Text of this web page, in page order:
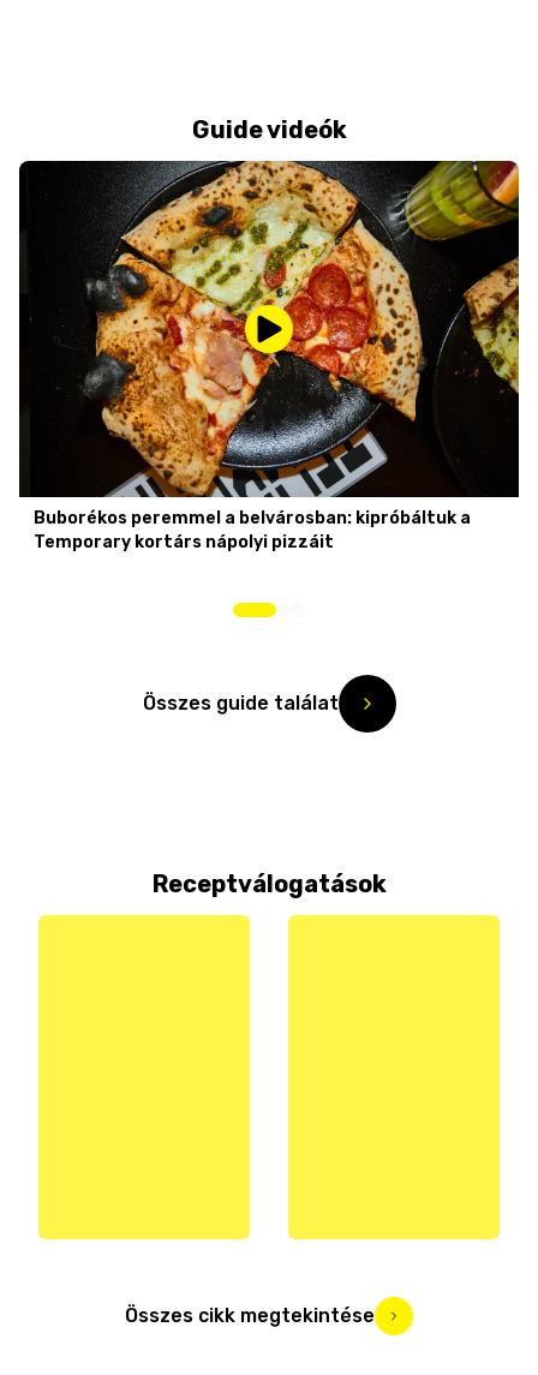
Guide videók
Buborékos peremmel a belvárosban: kipróbáltuk a
Temporary kortárs nápolyi pizzáit
Összes guide találat
Receptválogatások
Összes cikk megtekintése